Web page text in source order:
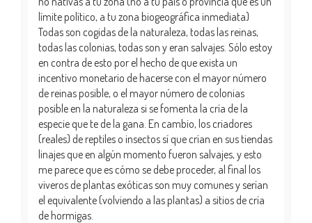
límite político, a tu zona biogeográfica inmediata)
Todas son cogidas de la naturaleza, todas las reinas,
todas las colonias, todas son y eran salvajes. Sólo estoy
en contra de esto por el hecho de que exista un
incentivo monetario de hacerse con el mayor número
de reinas posible, o el mayor número de colonias
posible en la naturaleza si se fomenta la cría de la
especie que te de la gana. En cambio, los criadores
(reales) de reptiles o insectos sí que crían en sus tiendas
linajes que en algún momento fueron salvajes, y esto
me parece que es cómo se debe proceder, al final los
viveros de plantas exóticas son muy comunes y serían
el equivalente (volviendo a las plantas) a sitios de cría
de hormigas.